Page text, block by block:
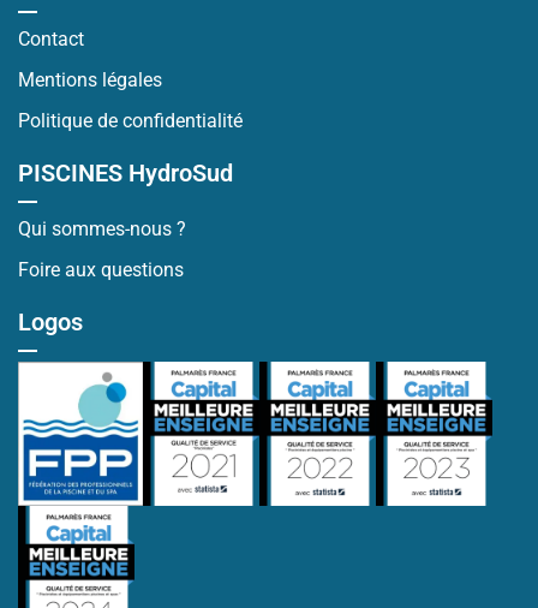
Contact
Mentions légales
Politique de confidentialité
PISCINES HydroSud
Qui sommes-nous ?
Foire aux questions
Logos